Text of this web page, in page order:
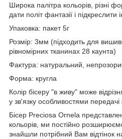
Широка палітра кольорів, різні
дати політ фантазії і підкреслити
Упаковка: пакет 5г
Розмір: 3мм (підходить для
рівномірних тканинах 28 каунта)
Фактура: натуральний,
Форма: кругла
Колір бісеру "в живу" може
у зв'язку особливостями передачі
Бісер Preciosa Ornela
кольорів, ми постійно
знайшли потрібний Вам відтінок